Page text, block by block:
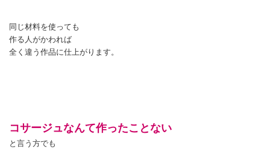
同じ材料を使っても
作る人がかわれば
全く違う作品に仕上がります。
コサージュなんて作ったことない
と言う方でも